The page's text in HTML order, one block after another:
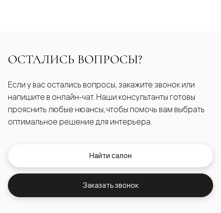
ОСТАЛИСЬ ВОПРОСЫ?
Если у вас остались вопросы, закажите звонок или
напишите в онлайн-чат. Наши консультанты готовы
прояснить любые нюансы, чтобы помочь вам выбрать
оптимальное решение для интерьера.
Найти салон
Заказать звонок